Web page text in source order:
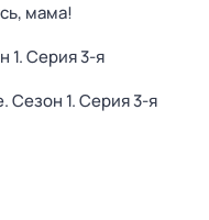
мама!
1. Серия 3-я
. Сезон 1. Серия 3-я